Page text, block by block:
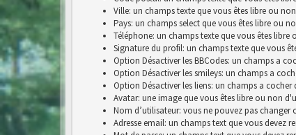
Ville: un champs texte que vous êtes libre ou
Pays: un champs select que vous êtes libre ou
Téléphone: un champs texte que vous êtes libre
Signature du profil: un champs texte que vous
Option Désactiver les BBCodes: un champs a
Option Désactiver les smileys: un champs a
Option Désactiver les liens: un champs a
Avatar: une image que vous êtes libre ou non
Nom d’utilisateur: vous ne pouvez pas changer
Adresse email: un champs text que vous devez